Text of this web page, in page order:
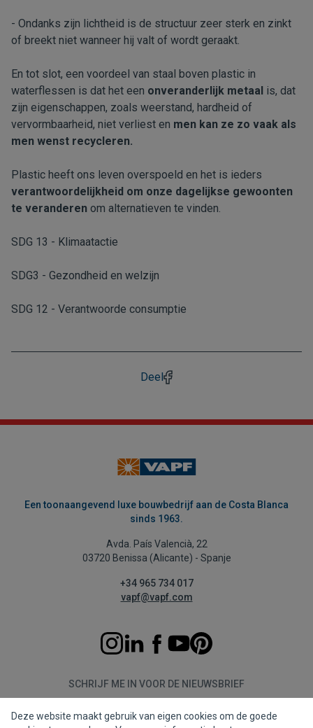
- Ondanks zijn lichtheid is de structuur zeer sterk en zinkt
of breekt niet wanneer hij valt of wordt geraakt.
En tot slot, een voordeel van staal boven plastic in
waterflessen is dat het een onveranderlijk metaal is, dat
zijn eigenschappen, zoals weerstand, hardheid of
vervormbaarheid, niet verliest en men kan ze zo vaak als
men wenst recycleren.
Plastic heeft ons leven overspoeld en het is ieders
verantwoordelijkheid om onze dagelijkse gewoonten
te veranderen om alternatieven te vinden.
SDG 13 - Klimaatactie
SDG3 - Gezondheid en welzijn
SDG 12 - Verantwoorde consumptie
Deel
Een toonaangevend luxe bouwbedrijf aan de Costa Blanca
sinds 1963.
Avda. País Valencià, 22
03720 Benissa (Alicante) - Spanje
+34 965 734 017
vapf@vapf.com
SCHRIJF ME IN VOOR DE NIEUWSBRIEF
Deze website maakt gebruik van eigen cookies om de goede